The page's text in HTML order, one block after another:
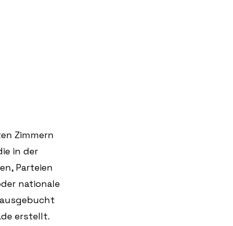
Zimmern
in der
Parteien
nationale
erstellt.